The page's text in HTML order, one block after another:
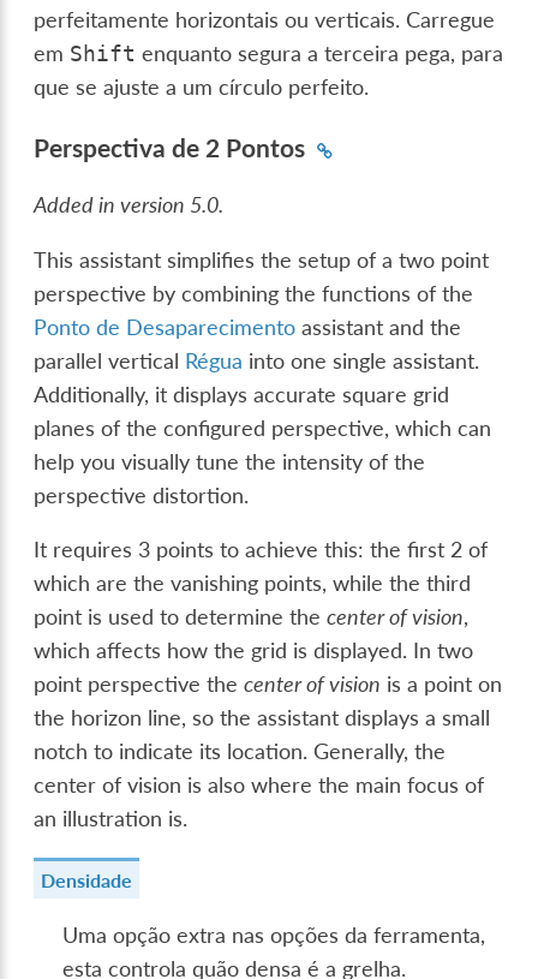
perfeitamente horizontais ou verticais. Carregue
em Shift enquanto segura a terceira pega, para
que se ajuste a um círculo perfeito.
Perspectiva de 2 Pontos
Added in version 5.0.
This assistant simplifies the setup of a two point
perspective by combining the functions of the
Ponto de Desaparecimento assistant and the
parallel vertical Régua into one single assistant.
Additionally, it displays accurate square grid
planes of the configured perspective, which can
help you visually tune the intensity of the
perspective distortion.
It requires 3 points to achieve this: the first 2 of
which are the vanishing points, while the third
point is used to determine thecenter of vision,
which affects how the grid is displayed. In two
point perspective thecenter of vision is a point on
the horizon line, so the assistant displays a small
notch to indicate its location. Generally, the
center of vision is also where the main focus of
an illustration is.
Densidade
Uma opção extra nas opções da ferramenta,
esta controla quão densa é a grelha.